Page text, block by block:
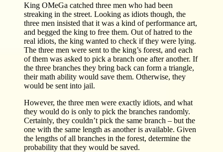
King OMeGa catched three men who had been
streaking in the street. Looking as idiots though, the
three men insisted that it was a kind of performance art,
and begged the king to free them. Out of hatred to the
real idiots, the king wanted to check if they were lying.
The three men were sent to the king’s forest, and each
of them was asked to pick a branch one after another. If
the three branches they bring back can form a triangle,
their math ability would save them. Otherwise, they
would be sent into jail.
However, the three men were exactly idiots, and what
they would do is only to pick the branches randomly.
Certainly, they couldn’t pick the same branch – but the
one with the same length as another is available. Given
the lengths of all branches in the forest, determine the
probability that they would be saved.